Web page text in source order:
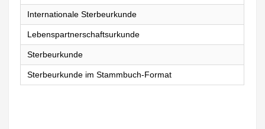
Internationale Sterbeurkunde
Lebenspartnerschaftsurkunde
Sterbeurkunde
Sterbeurkunde im Stammbuch-Format